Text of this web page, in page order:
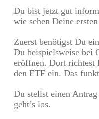
Du bist jetzt gut
wie sehen Deine
Zuerst benötigst Du
Du beispielsweise bei
eröffnen. Dort richtest
den ETF ein. Das
Du stellst einen
geht’s los.